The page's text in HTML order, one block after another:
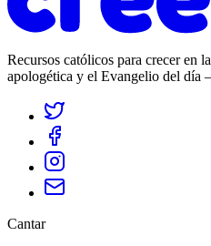
Recursos católicos para crecer en
apologética y el Evangelio del día
Cantar